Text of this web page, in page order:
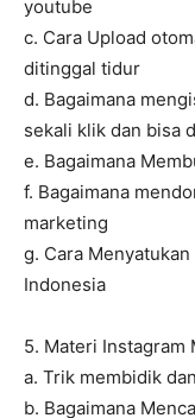
youtube
c. Cara Upload
ditinggal tidur
d. Bagaimana
sekali klik dan bisa
e. Bagaimana
f. Bagaimana
marketing
g. Cara
Indonesia
5. Materi Instagram
a. Trik membidik
b. Bagaimana